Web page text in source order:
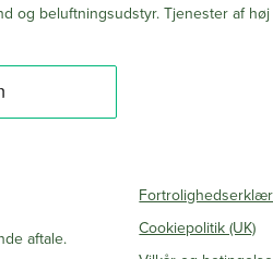
og beluftningsudstyr. Tjenester af
aftale.
Cookiepolitik (UK)